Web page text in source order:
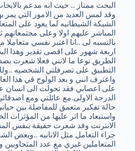
البحث ممتاز .. حيث انه مدعم
وقد لمس العديد من الامور التي يمر
الشبكة الشيطانيه لما يعود على
المباشر عليهم اولا وعلى مجتمعاتهم
بالنسبه لى ..انا اعتبر نفسي متعاملا
اربعة شهور على اقصى تقدير وهذا
الطريق نوعا ما لانني فعلا شعرت
التطبيق على تصرفلتي الشخصيه
واعترف انني و بعد الولوج قي هذا
على اعصابي فقد تحولت الى
الدرجة الاولى.مع عائلتي ومع
حالة تفكير متعمق للمفاضلة بين
واستبعاد ما اثر عليها من المؤثرات
الانترنت وقد شعرت حقيقة بنفس
جراء التعامل مثل الانانيه ..وبعض
المتعاملين غيري مع عدد